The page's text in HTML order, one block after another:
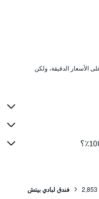
2,853 فندق لبادي بيتش